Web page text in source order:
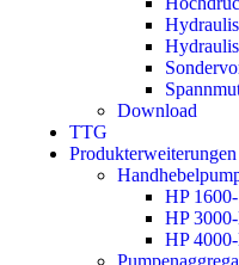
Download
TTG
Produkterweiterungen
HP
HP
HP